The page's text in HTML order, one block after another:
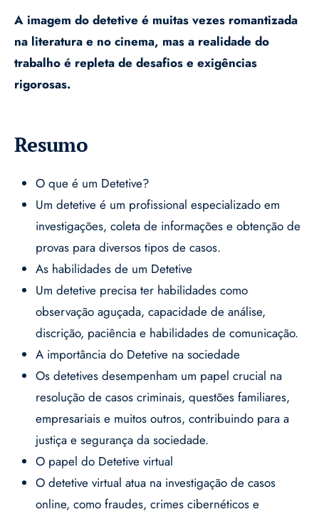
A imagem do detetive é muitas vezes romantizada
na literatura e no cinema, mas a realidade do
trabalho é repleta de desafios e exigências
rigorosas.
Resumo
O que é um Detetive?
Um detetive é um profissional especializado em
investigações, coleta de informações e obtenção de
provas para diversos tipos de casos.
As habilidades de um Detetive
Um detetive precisa ter habilidades como
observação aguçada, capacidade de análise,
discrição, paciência e habilidades de comunicação.
A importância do Detetive na sociedade
Os detetives desempenham um papel crucial na
resolução de casos criminais, questões familiares,
empresariais e muitos outros, contribuindo para a
justiça e segurança da sociedade.
O papel do Detetive virtual
O detetive virtual atua na investigação de casos
online, como fraudes, crimes cibernéticos e